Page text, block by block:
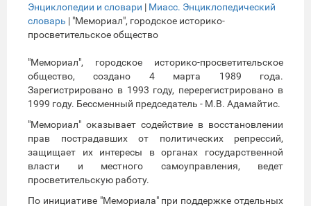
Энциклопедии и словари | Миасс. Энциклопедический
словарь | "Мемориал", городское историко-
просветительское общество
"Мемориал", городское историко-просветительское
общество, создано 4 марта 1989 года.
Зарегистрировано в 1993 году, перерегистрировано в
1999 году. Бессменный председатель - М.В. Адамайтис.
"Мемориал" оказывает содействие в восстановлении
прав пострадавших от политических репрессий,
защищает их интересы в органах государственной
власти и местного самоуправления, ведет
просветительскую работу.
По инициативе "Мемориала" при поддержке отдельных